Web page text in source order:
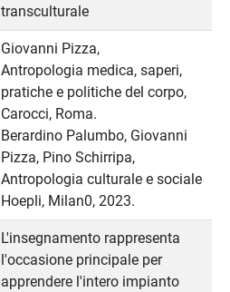
transculturale
Giovanni Pizza,
Antropologia medica, saperi,
pratiche e politiche del corpo,
Carocci, Roma.
Berardino Palumbo, Giovanni
Pizza, Pino Schirripa,
Antropologia culturale e sociale
Hoepli, Milan0, 2023.
L'insegnamento rappresenta
l'occasione principale per
apprendere l'intero impianto